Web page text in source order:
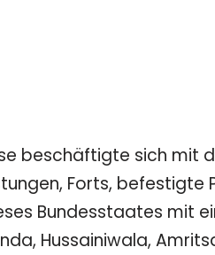
beschäftigte sich mit
Forts, befestigte
Bundesstaates mit
Hussainiwala,